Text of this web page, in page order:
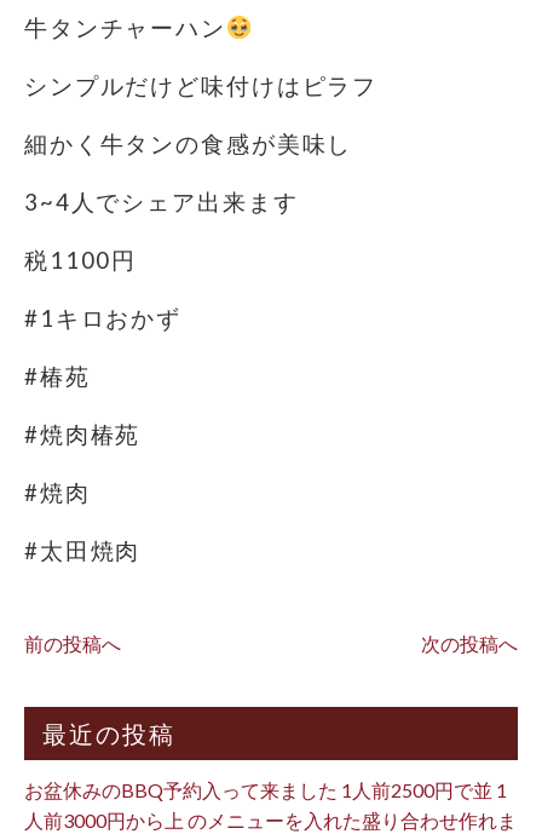
牛タンチャーハン
シンプルだけど味付けはピラフ
細かく牛タンの食感が美味し
3~4人でシェア出来ます
税1100円
#1キロおかず
#椿苑
#焼肉椿苑
#焼肉
#太田焼肉
前の投稿へ 次の投稿へ
最近の投稿
お盆休みのBBQ予約入って来ました 1人前2500円で並 1
人前3000円から上 のメニューを入れた盛り合わせ作れま